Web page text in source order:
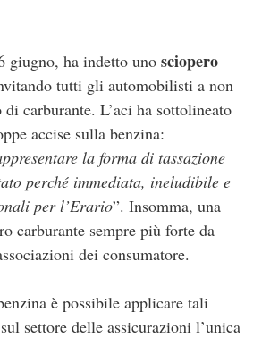
giugno, ha indetto uno sciopero
tutti gli automobilisti a non
carburante. L’aci ha sottolineato
accise sulla benzina:
la forma di tassazione
perché immediata, ineludibile e
per l’Erario”. Insomma, una
carburante sempre più forte da
dei consumatore.
è possibile applicare tali
settore delle assicurazioni l’unica